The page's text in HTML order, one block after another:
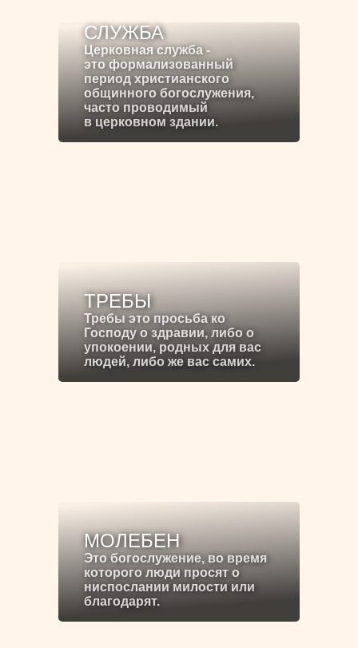
СЛУЖБА
Церковная служба -
это формализованный
период христианского
общинного богослужения,
часто проводимый
в церковном здании.
ТРЕБЫ
Требы это просьба ко
Господу о здравии, либо о
упокоении, родных для вас
людей, либо же вас самих.
МОЛЕБЕН
Это богослужение, во время
которого люди просят о
ниспослании милости или
благодарят.